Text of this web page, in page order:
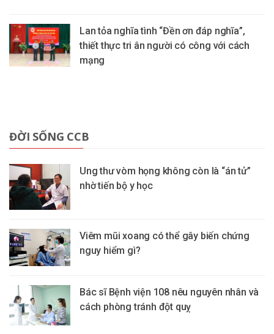
Lan tỏa nghĩa tình “Đền ơn đáp nghĩa”,
thiết thực tri ân người có công với cách
mạng
ĐỜI SỐNG CCB
Ung thư vòm họng không còn là “án tử”
nhờ tiến bộ y học
Viêm mũi xoang có thể gây biến chứng
nguy hiểm gì?
Bác sĩ Bệnh viện 108 nêu nguyên nhân và
cách phòng tránh đột quỵ